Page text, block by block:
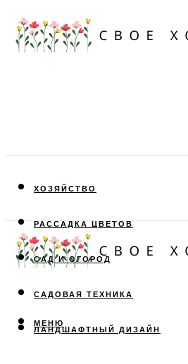
ХОЗЯЙСТВО
РАССАДКА ЦВЕТОВ
САД И ОГОРОД
САДОВАЯ ТЕХНИКА
ЛАНДШАФТНЫЙ ДИЗАЙН
МЕНЮ